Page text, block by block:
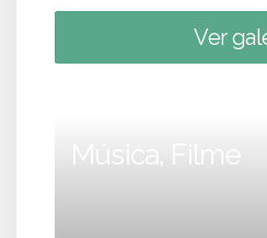
Ver
Música, Filme